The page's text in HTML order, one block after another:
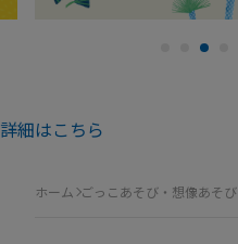
詳細はこちら
ホーム ごっこあそび・想像あそび